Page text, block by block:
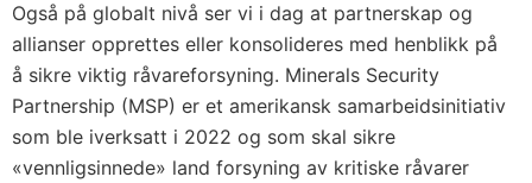
Også på globalt nivå ser vi i dag at partnerskap og
allianser opprettes eller konsolideres med henblikk på
å sikre viktig råvareforsyning. Minerals Security
Partnership (MSP) er et amerikansk samarbeidsinitiativ
som ble iverksatt i 2022 og som skal sikre
«vennligsinnede» land forsyning av kritiske råvarer